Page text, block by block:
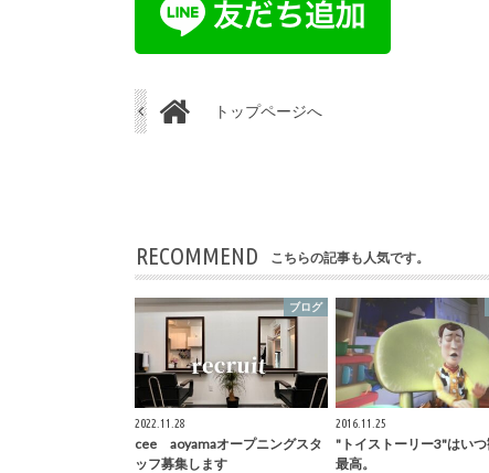
トップページへ
RECOMMEND こちらの記事も人気です。
ブログ
2022.11.28
cee aoyamaオープニングスタ
ッフ募集します
2016.11.25
"トイストーリー3"はいつ
最高。